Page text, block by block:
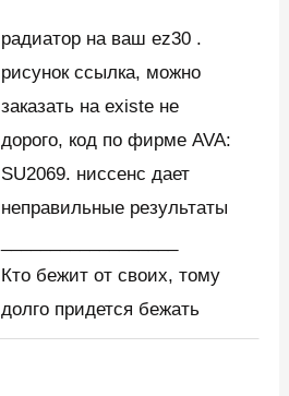
радиатор на ваш ez30 .
рисунок ссылка, можно
заказать на existe не
дорого, код по фирме AVA:
SU2069. ниссенс дает
неправильные результаты
Кто бежит от своих, тому
долго придется бежать